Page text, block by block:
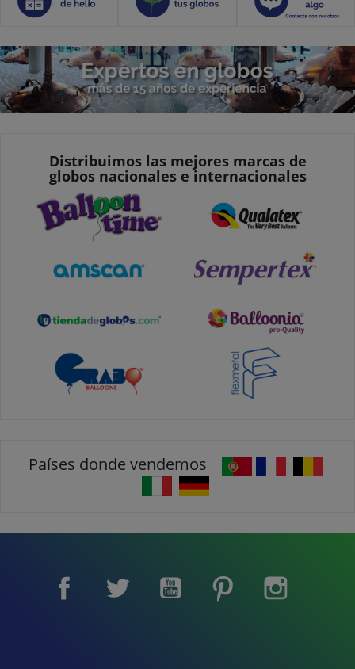
Distribuimos las mejores marcas de
globos nacionales e internacionales
Países donde vendemos
Facebook Twitter YouTube Pinterest